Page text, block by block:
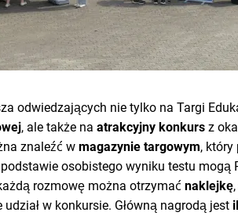
odwiedzających nie tylko na Targi
, ale także na atrakcyjny konkurs z
znaleźć w magazynie targowym, który
osobistego wyniku testu mogą
rozmowę można otrzymać naklejkę
w konkursie. Główną nagrodą jest